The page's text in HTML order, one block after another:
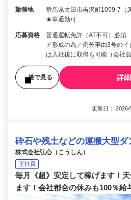
勤務地
群馬県太田市吉沢町1059-7（
★車通勤可
応募資格
普通運転免許（AT不可）必須
ア形成の為／例外事由3号の
は入社後に取得も可能（会社負
後で見る 詳
更新日：
砕石や残土などの運搬大型ダ
株式会社弘心（こうしん）
正社員
毎月《超》安定して稼げます！
ます！会社都合の休みも100％給